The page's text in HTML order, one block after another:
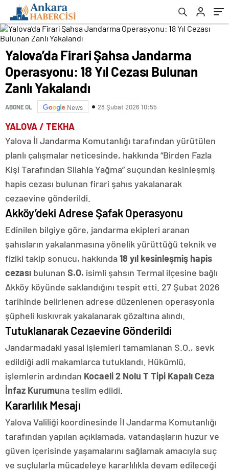
Yakalandı
Yalova’da Firari Şahsa Jandarma
Operasyonu: 18 Yıl Cezası Bulunan
Zanlı Yakalandı
ABONE OL News 28 Şubat 2026 10:55
YALOVA / TEKHA
Yalova İl Jandarma Komutanlığı tarafından yürütülen
planlı çalışmalar neticesinde, hakkında “Birden Fazla
Kişi Tarafından Silahla Yağma” suçundan kesinleşmiş
hapis cezası bulunan firari şahıs yakalanarak
cezaevine gönderildi.
Akköy’deki Adrese Şafak Operasyonu
Edinilen bilgiye göre, jandarma ekipleri aranan
şahısların yakalanmasına yönelik yürüttüğü teknik ve
fiziki takip sonucu, hakkında18 yıl kesinleşmiş hapis
cezası bulunan S.O. isimli şahsın Termal ilçesine bağlı
Akköy köyünde saklandığını tespit etti. 27 Şubat 2026
tarihinde belirlenen adrese düzenlenen operasyonla
şüpheli kıskıvrak yakalanarak gözaltına alındı.
Tutuklanarak Cezaevine Gönderildi
Jandarmadaki yasal işlemleri tamamlanan S.O., sevk
edildiği adli makamlarca tutuklandı. Hükümlü,
işlemlerin ardından Kocaeli 2 Nolu T Tipi Kapalı Ceza
İnfaz Kurumuna teslim edildi.
Kararlılık Mesajı
Yalova Valiliği koordinesinde İl Jandarma Komutanlığı
tarafından yapılan açıklamada, vatandaşların huzur ve
güven içerisinde yaşamalarını sağlamak amacıyla suç
ve suçlularla mücadeleye kararlılıkla devam edileceği